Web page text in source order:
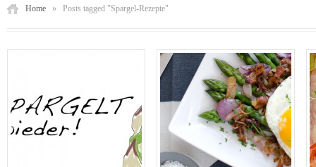
Home » Posts tagged "Spargel-Rezepte"